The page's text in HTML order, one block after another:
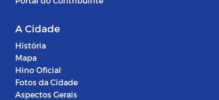
A Cidade
História
Mapa
Hino Oficial
Fotos da Cidade
Aspectos Gerais